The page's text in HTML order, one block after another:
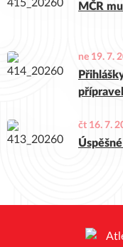
MČR
ne 19. 7.
čt 16. 7.